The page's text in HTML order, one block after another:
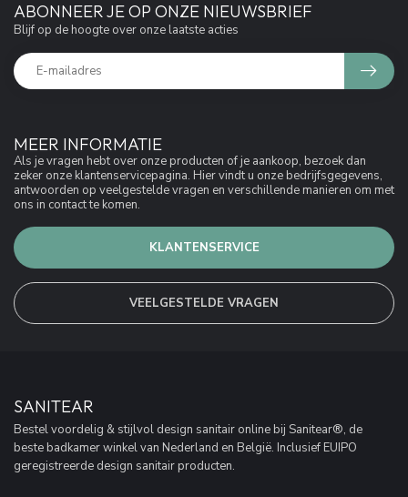
MEER INFORMATIE
Als je vragen hebt over onze producten of je aankoop, bezoek dan
zeker onze klantenservicepagina. Hier vindt u onze bedrijfsgegevens,
antwoorden op veelgestelde vragen en verschillende manieren om met
ons in contact te komen.
KLANTENSERVICE
VEELGESTELDE VRAGEN
ABONNEER JE OP ONZE NIEUWSBRIEF
Blijf op de hoogte over onze laatste acties
SANITEAR
Bestel voordelig & stijlvol design sanitair online bij Sanitear®, de
beste badkamer winkel van Nederland en België. Inclusief EUIPO
geregistreerde design sanitair producten.